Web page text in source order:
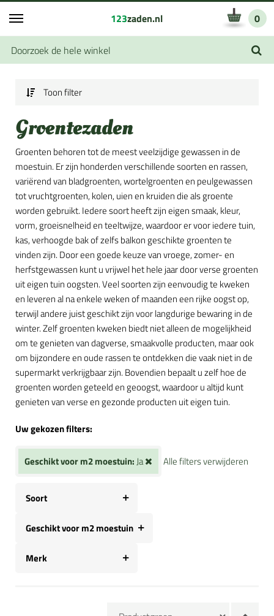
123zaden.nl 0
Toon filter
Groentezaden
Groenten behoren tot de meest veelzijdige gewassen in de
moestuin. Er zijn honderden verschillende soorten en rassen,
variërend van bladgroenten, wortelgroenten en peulgewassen
tot vruchtgroenten, kolen, uien en kruiden die als groente
worden gebruikt. Iedere soort heeft zijn eigen smaak, kleur,
vorm, groeisnelheid en teeltwijze, waardoor er voor iedere tuin,
kas, verhoogde bak of zelfs balkon geschikte groenten te
vinden zijn. Door een goede keuze van vroege, zomer- en
herfstgewassen kunt u vrijwel het hele jaar door verse groenten
uit eigen tuin oogsten. Veel soorten zijn eenvoudig te kweken
en leveren al na enkele weken of maanden een rijke oogst op,
terwijl andere juist geschikt zijn voor langdurige bewaring in de
winter. Zelf groenten kweken biedt niet alleen de mogelijkheid
om te genieten van dagverse, smaakvolle producten, maar ook
om bijzondere en oude rassen te ontdekken die vaak niet in de
supermarkt verkrijgbaar zijn. Bovendien bepaalt u zelf hoe de
groenten worden geteeld en geoogst, waardoor u altijd kunt
genieten van verse en gezonde producten uit eigen tuin.
Uw gekozen filters:
Geschikt voor m2 moestuin:Ja Alle filters verwijderen
Soort
Geschikt voor m2 moestuin
Merk